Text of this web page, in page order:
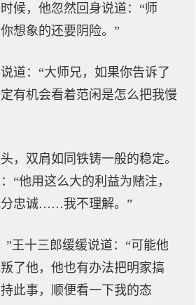
候，他忽然回身说道：“师
想象的还要阴险。”
道：“大师兄，如果你告诉了
有机会看着范闲是怎么把我慢
，双肩如同铁铸一般的稳定。
“他用这么大的利益为赌注，
分忠诚……我不理解。”
”王十三郎缓缓说道：“可能他
了他，他也有办法把明家搞
此事，顺便看一下我的态